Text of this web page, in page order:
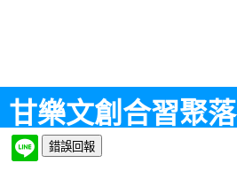
甘樂文創合習聚落